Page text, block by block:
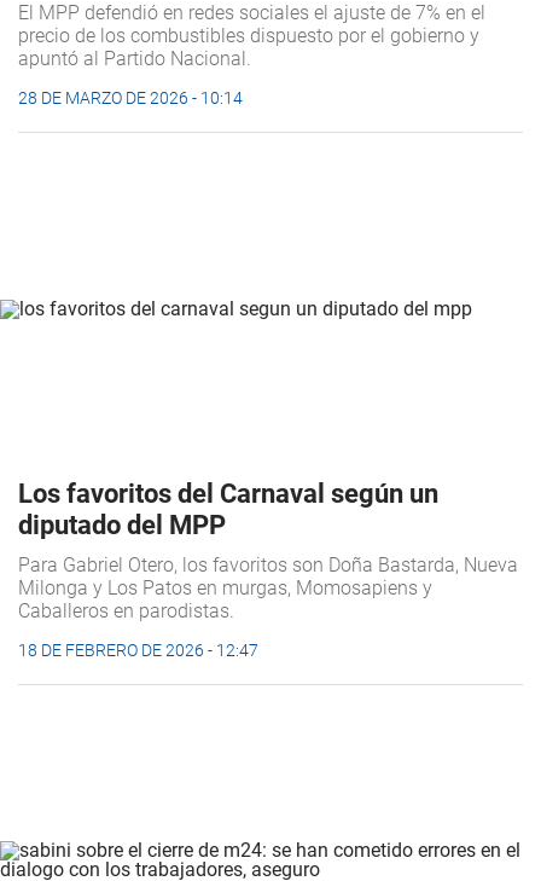
El MPP defendió en redes sociales el ajuste de 7% en el
precio de los combustibles dispuesto por el gobierno y
apuntó al Partido Nacional.
28 DE MARZO DE 2026 - 10:14
Los favoritos del Carnaval según un
diputado del MPP
Para Gabriel Otero, los favoritos son Doña Bastarda, Nueva
Milonga y Los Patos en murgas, Momosapiens y
Caballeros en parodistas.
18 DE FEBRERO DE 2026 - 12:47